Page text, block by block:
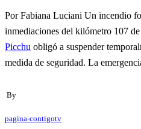
Por Fabiana Luciani Un incendio forestal registrado en las
inmediaciones del kilómetro 107
Picchu obligó a suspender
medida de seguridad. La
By
pagina-contigotv